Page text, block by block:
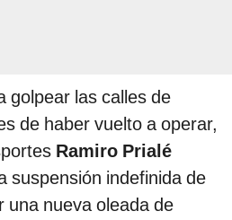
golpear las calles de
de haber vuelto a operar,
Ramiro Prialé
suspensión indefinida de
una nueva oleada de